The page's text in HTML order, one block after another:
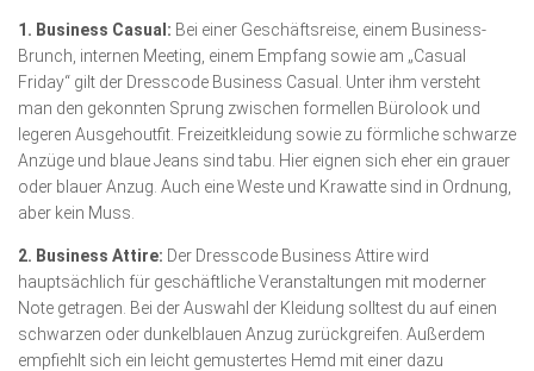
1. Business Casual: Bei einer Geschäftsreise, einem Business-
Brunch, internen Meeting, einem Empfang sowie am „Casual
Friday“ gilt der Dresscode Business Casual. Unter ihm versteht
man den gekonnten Sprung zwischen formellen Bürolook und
legeren Ausgehoutfit. Freizeitkleidung sowie zu förmliche schwarze
Anzüge und blaue Jeans sind tabu. Hier eignen sich eher ein grauer
oder blauer Anzug. Auch eine Weste und Krawatte sind in Ordnung,
aber kein Muss.
2. Business Attire: Der Dresscode Business Attire wird
hauptsächlich für geschäftliche Veranstaltungen mit moderner
Note getragen. Bei der Auswahl der Kleidung solltest du auf einen
schwarzen oder dunkelblauen Anzug zurückgreifen. Außerdem
empfiehlt sich ein leicht gemustertes Hemd mit einer dazu